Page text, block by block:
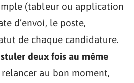
(tableur ou application
d’envoi, le poste,
de chaque candidature.
deux fois au même
au bon moment,